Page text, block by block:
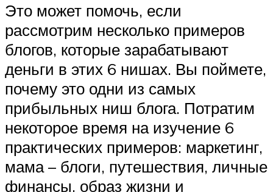
Это может помочь, если
рассмотрим несколько примеров
блогов, которые зарабатывают
деньги в этих 6 нишах. Вы поймете,
почему это одни из самых
прибыльных ниш блога. Потратим
некоторое время на изучение 6
практических примеров: маркетинг,
мама – блоги, путешествия, личные
финансы, образ жизни и